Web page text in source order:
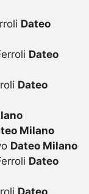
Dateo
Dateo
Dateo
Milano
Dateo Milano
Dateo
Dateo